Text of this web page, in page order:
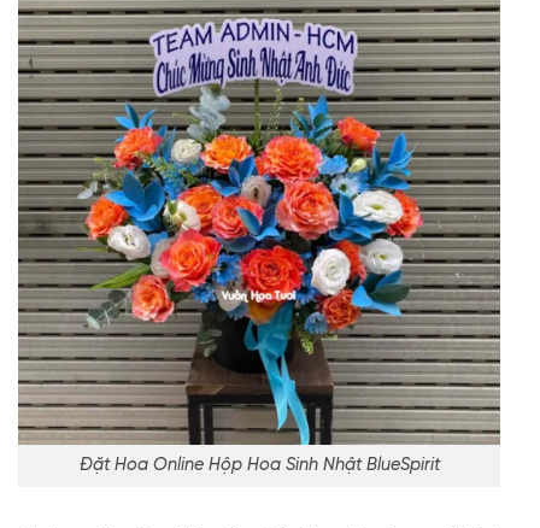
Đặt Hoa Online Hộp Hoa Sinh Nhật BlueSpirit